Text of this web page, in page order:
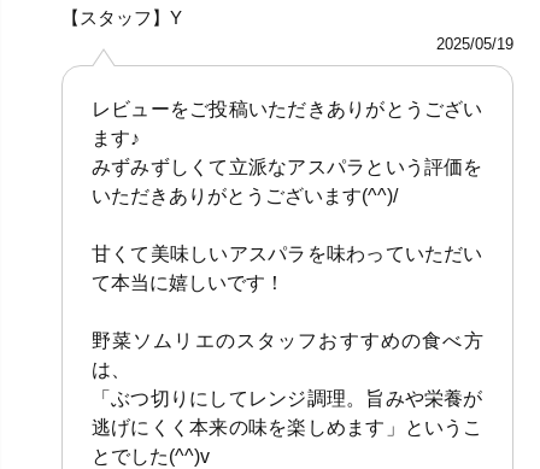
【スタッフ】Y
2025/05/19
レビューをご投稿いただきありがとうござい
ます♪
みずみずしくて立派なアスパラという評価を
いただきありがとうございます(^^)/
甘くて美味しいアスパラを味わっていただい
て本当に嬉しいです！
野菜ソムリエのスタッフおすすめの食べ方
は、
「ぶつ切りにしてレンジ調理。旨みや栄養が
逃げにくく本来の味を楽しめます」というこ
とでした(^^)v